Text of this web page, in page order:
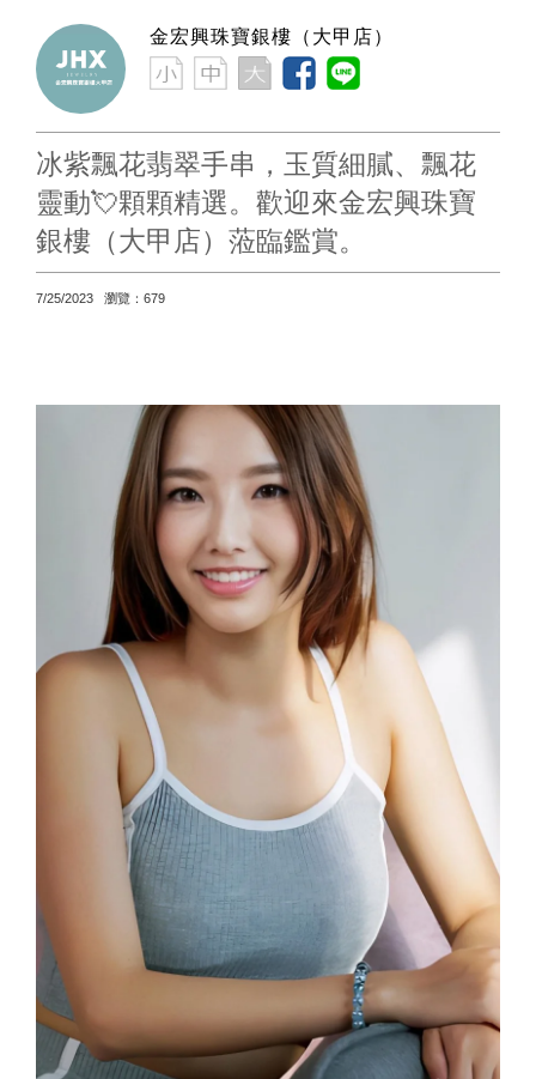
金宏興珠寶銀樓（大甲店）
冰紫飄花翡翠手串，玉質細膩、飄花
靈動💘顆顆精選。歡迎來金宏興珠寶
銀樓（大甲店）蒞臨鑑賞。
7/25/2023 瀏覽：679